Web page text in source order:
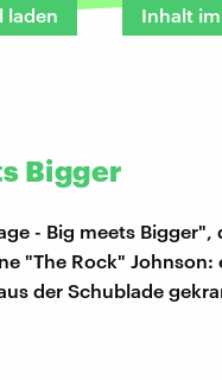
laden Inhalt
Bigger
- Big meets Bigger",
"The Rock"
der Schublade